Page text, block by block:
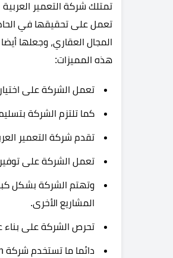
تمتلك شركة التعمير
تعمل على تحقيقها في
المجال العقاري، وجعلها
هذه المميزات:
تعمل الشركة على
كما تلتزم الشركة
تقدم شركة التعمير
تعمل الشركة على
وتهتم الشركة بشكل
المشاريع الأخرى.
تحرص الشركة على بناء
دائما ما تستخدم شركة Altameer Arabian مواد صديقة للبيئة.